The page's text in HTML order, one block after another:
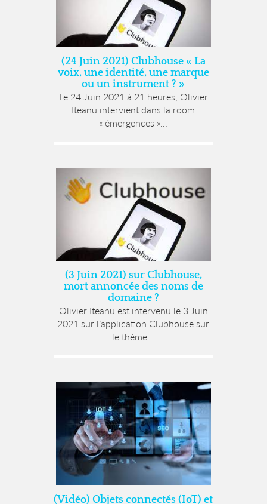
(24 Juin 2021) Clubhouse « La
voix, une identité, une marque
ou un instrument ? »
Le 24 Juin 2021 à 21 heures, Olivier
Iteanu intervient dans la room
« émergences »...
(3 Juin 2021) sur Clubhouse,
mort annoncée des noms de
domaine ?
Olivier Iteanu est intervenu le 3 Juin
2021 sur l’application Clubhouse sur
le thème...
(Vidéo) Objets connectés (IoT) et